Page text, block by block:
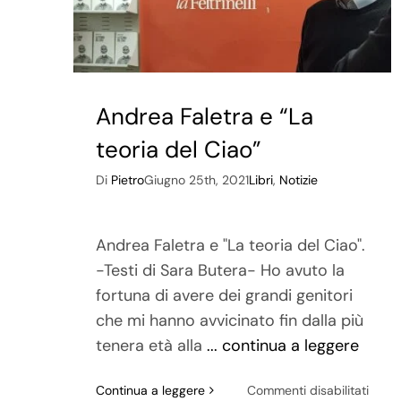
Andrea Faletra e “La
teoria del Ciao”
Di PietroGiugno 25th, 2021Libri, Notizie
Andrea Faletra e "La teoria del Ciao".
-Testi di Sara Butera- Ho avuto la
fortuna di avere dei grandi genitori
che mi hanno avvicinato fin dalla più
tenera età alla... continua a leggere
Continua a leggere Commenti disabilitatisu